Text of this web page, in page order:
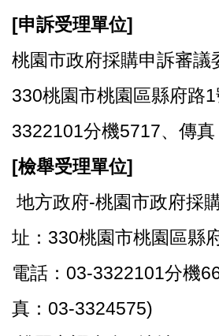
[申訴受理單位]
桃園市政府採購申訴審議
330桃園市桃園區縣府路
3322101分機5717、傳
[檢舉受理單位]
地方政府-桃園市政府採
址：330桃園市桃園區縣
電話：03-3322101分機
真：03-3324575)